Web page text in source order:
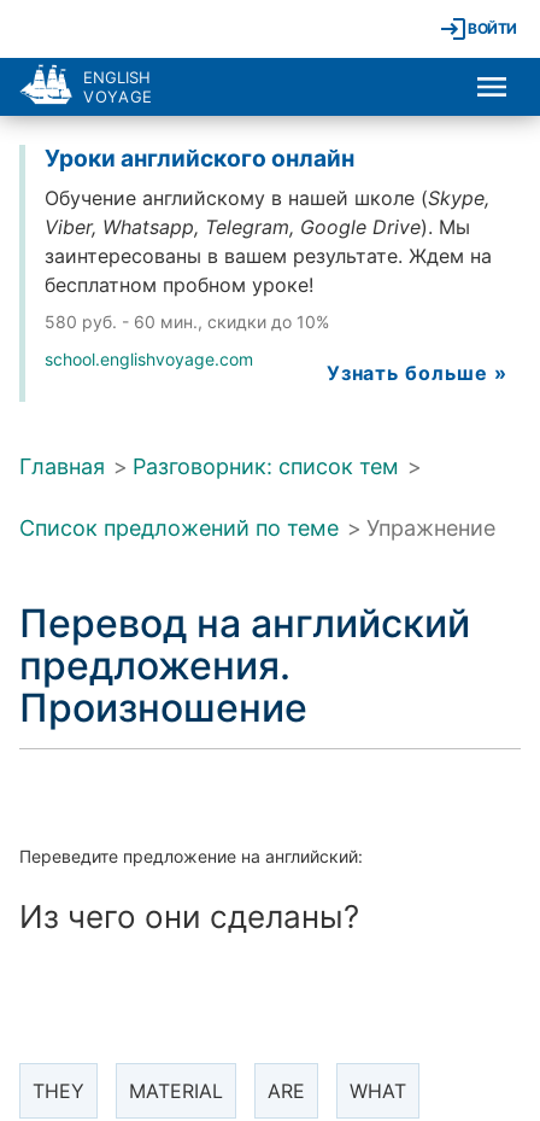
ВОЙТИ
ENGLISH
VOYAGE
Уроки английского онлайн
Обучение английскому в нашей школе (Skype,
Viber, Whatsapp, Telegram, Google Drive). Мы
заинтересованы в вашем результате. Ждем на
бесплатном пробном уроке!
580 руб. - 60 мин., скидки до 10%
school.englishvoyage.com
Узнать больше »
Главная > Разговорник: список тем >
Список предложений по теме > Упражнение
Перевод на английский
предложения.
Произношение
Переведите предложение на английский:
Из чего они сделаны?
THEY MATERIAL ARE WHAT